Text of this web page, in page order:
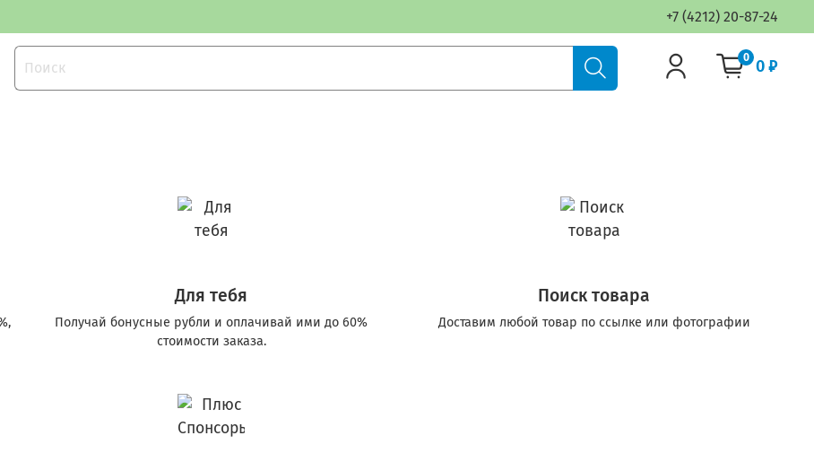
+7 (4212) 20-87-24
0 0 ₽
Для тебя
Получай бонусные рубли и оплачивай ими до 60%
стоимости заказа.
Поиск товара
Доставим любой товар по ссылке или фотографии